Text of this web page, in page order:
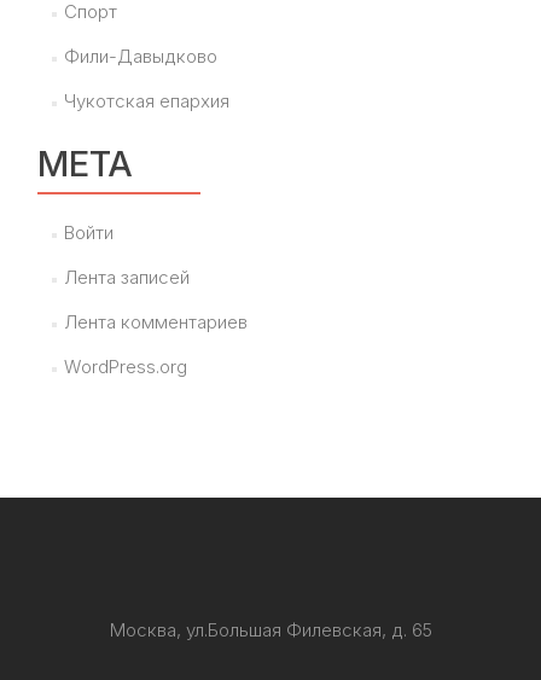
Спорт
Фили-Давыдково
Чукотская епархия
МЕТА
Войти
Лента записей
Лента комментариев
WordPress.org
Москва, ул.Большая Филевская, д. 65